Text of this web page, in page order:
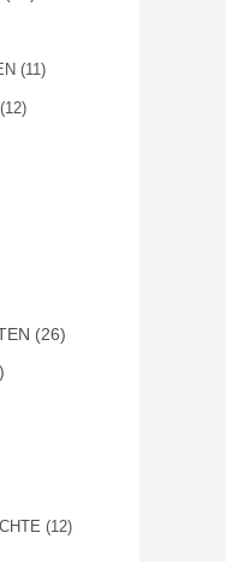
(11)
(12)
(26)
(12)